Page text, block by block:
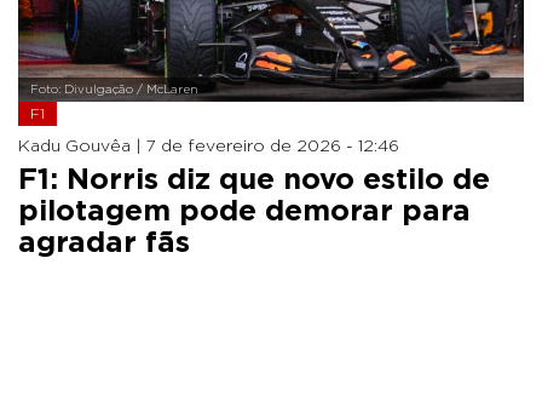
Foto: Divulgação / McLaren
F1
Kadu Gouvêa | 7 de fevereiro de 2026 - 12:46
F1: Norris diz que novo estilo de
pilotagem pode demorar para
agradar fãs